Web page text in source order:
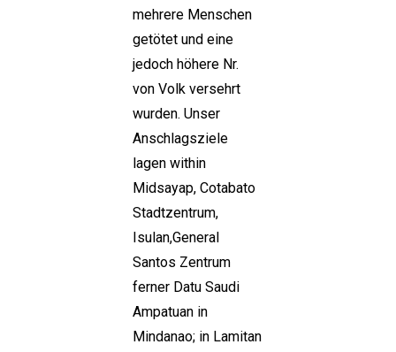
mehrere Menschen
getötet und eine
jedoch höhere Nr.
von Volk versehrt
wurden. Unser
Anschlagsziele
lagen within
Midsayap, Cotabato
Stadtzentrum,
Isulan,General
Santos Zentrum
ferner Datu Saudi
Ampatuan in
Mindanao; in Lamitan